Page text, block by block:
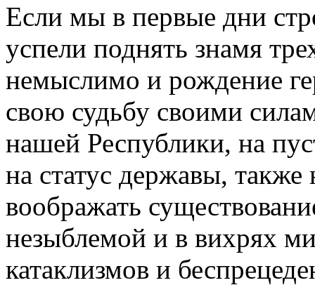
Если мы в первые дни
успели поднять знамя
немыслимо и рождение
свою судьбу своими
нашей Республики, на
на статус державы,
воображать
незыблемой и в вихрях
катаклизмов и